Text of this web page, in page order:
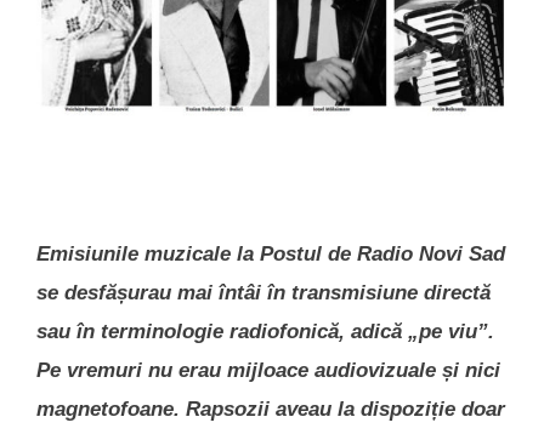
Emisiunile muzicale la Postul de Radio Novi Sad
se desfășurau mai întâi în transmisiune directă
sau în terminologie radiofonică, adică „pe viu”.
Pe vremuri nu erau mijloace audiovizuale și nici
magnetofoane. Rapsozii aveau la dispoziție doar